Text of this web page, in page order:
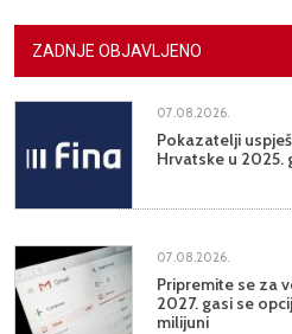
ZADNJE OBJAVLJENO
07.08.2026.
Pokazatelji
Hrvatske u 2025.
07.08.2026.
Pripremite se za
2027. gasi se
milijuni